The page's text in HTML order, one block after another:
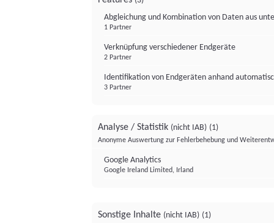
Abgleichung und Kombination von Daten aus
1 Partner
Verknüpfung verschiedener Endgeräte
2 Partner
Identifikation von Endgeräten anhand
3 Partner
Analyse / Statistik (nicht IAB) (1)
Anonyme Auswertung zur Fehlerbehebung und
Google Analytics
Google Ireland Limited, Irland
Sonstige Inhalte (nicht IAB) (1)